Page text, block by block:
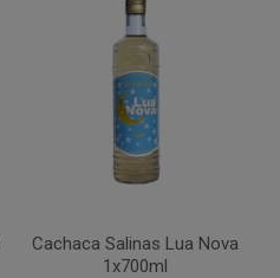
Cachaca Salinas Lua Nova
1x700ml